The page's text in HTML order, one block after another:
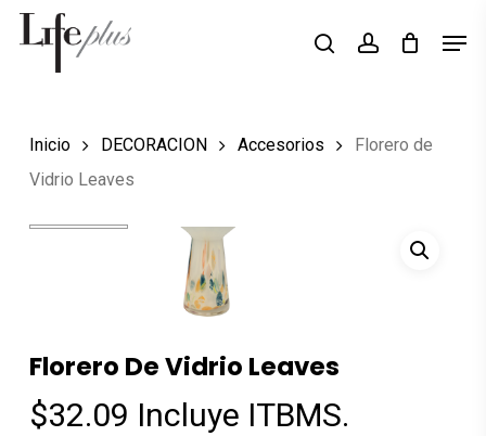
Skip
Búsqueda
productos
searchaccount
Inicio DECORACION Accesorios
Florero de
Vidrio Leaves
Florero De Vidrio Leaves
$32.09 Incluye ITBMS.